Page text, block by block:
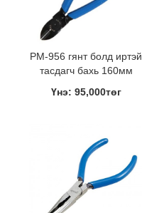
PM-956 гянт болд иртэй
тасдагч бахь 160мм
Үнэ: 95,000төг